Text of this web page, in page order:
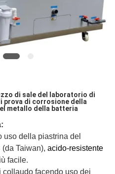
di sale del laboratorio di
prova di corrosione della
metallo della batteria
uso della piastrina del
Taiwan), acido-resistente
facile.
facendo uso dei